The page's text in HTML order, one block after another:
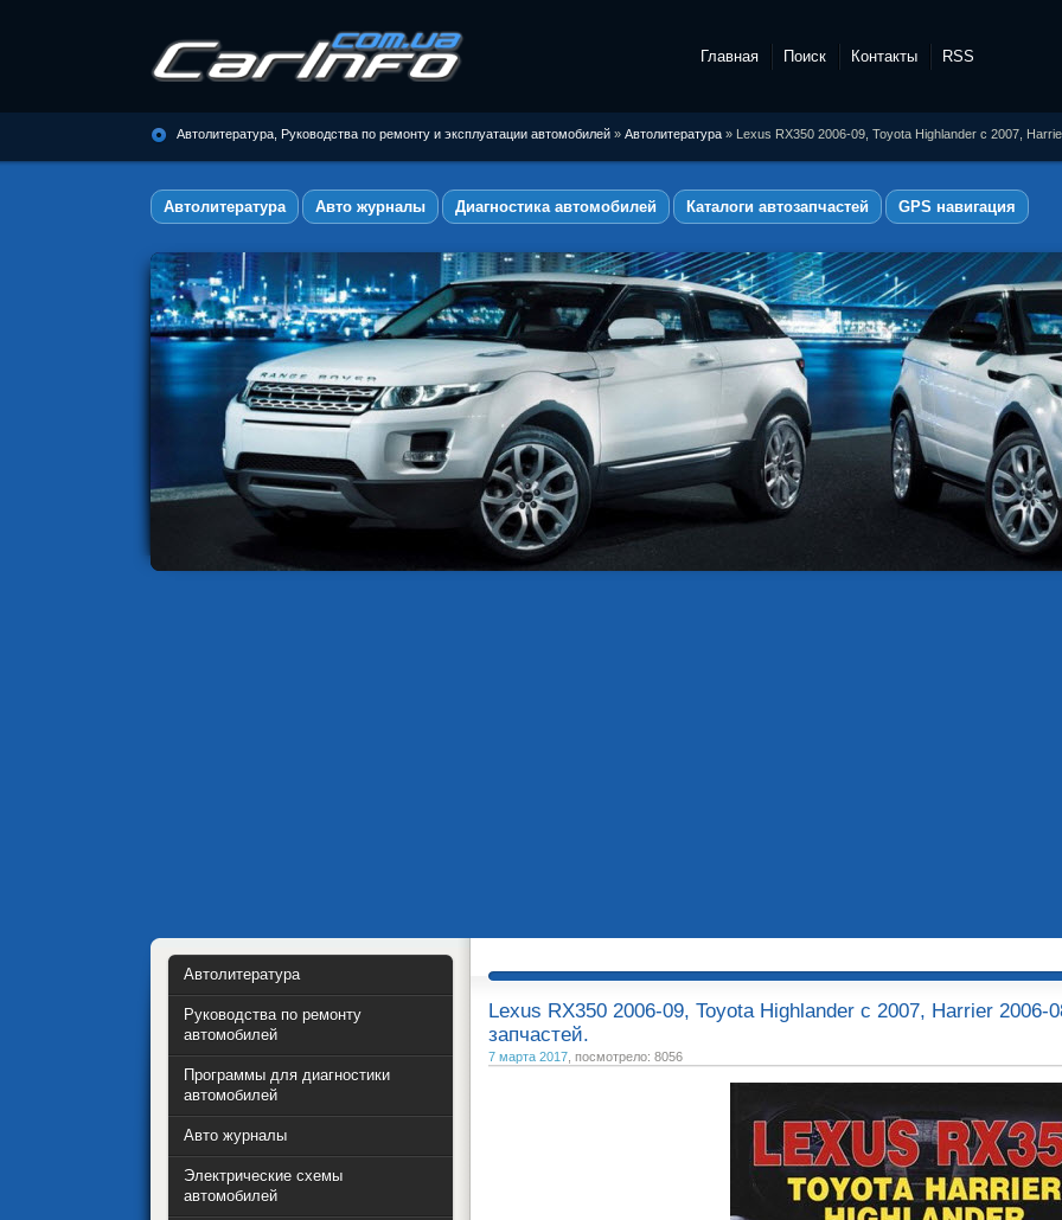
Автолитература, Руководства по
ремонту и эксплуатации
автомобилей
Главная Поиск Контакты RSS
Автолитература, Руководства по ремонту и эксплуатации автомобилей » Автолитература » Lexus RX350 2006-09, Toyota Highlander с 2007,
Автолитература Авто журналы Диагностика автомобилей Каталоги автозапчастей GPS навигация
Lexus RX350 2006-09, Toyota Highlander с 2007, Harrier 2006-
запчастей.
7 марта 2017, посмотрело: 8056
Автолитература
Руководства по ремонту
автомобилей
Программы для диагностики
автомобилей
Авто журналы
Электрические схемы
автомобилей